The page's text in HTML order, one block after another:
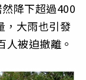
降下超過400
，大雨也引發
被迫撤離。